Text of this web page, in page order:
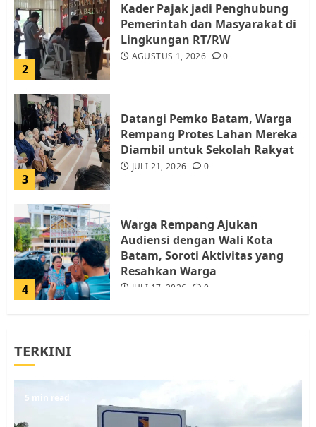
2
Kader Pajak jadi Penghubung
Pemerintah dan Masyarakat di
Lingkungan RT/RW
AGUSTUS 1, 2026 0
3
Datangi Pemko Batam, Warga
Rempang Protes Lahan Mereka
Diambil untuk Sekolah Rakyat
JULI 21, 2026 0
4
Warga Rempang Ajukan
Audiensi dengan Wali Kota
Batam, Soroti Aktivitas yang
Resahkan Warga
JULI 17, 2026 0
5
TERKINI
5 min read